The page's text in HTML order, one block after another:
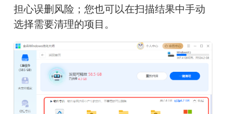
担心误删风险；您也可以在扫描结果中手动
选择需要清理的项目。